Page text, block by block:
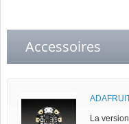
Accessoires
La